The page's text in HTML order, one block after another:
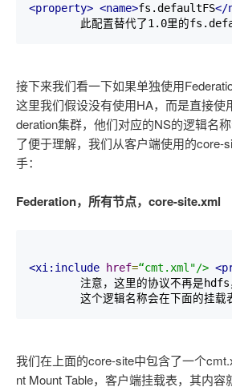
<property> <name>fs.defaultFS</
此配置替代了1.0里的
接下来我们看一下如果单独使用
这里我们假设没有使用HA，而是直接使
deration集群，他们对应的NS的逻辑名
了便于理解，我们从客户端使用的core-
手：
Federation，所有节点，core-site.xml
<xi:include href=“cmt.xml"/>
注意，这里的协议不再是hdfs
这个逻辑名称会在下面的挂载
我们在上面的core-site中包含了一个
nt Mount Table，客户端挂载表，其内